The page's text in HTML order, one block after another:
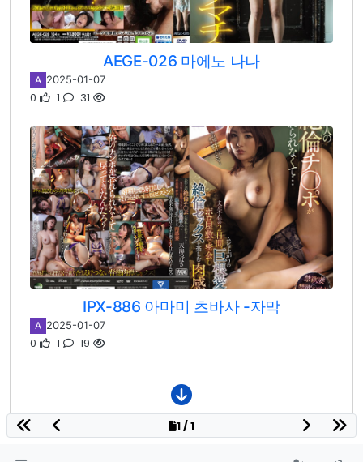
AEGE-026 마에노 나나
A 2025-01-07
0 1 31
IPX-886 아마미 츠바사 -자막
A 2025-01-07
0 1 19
1 / 1